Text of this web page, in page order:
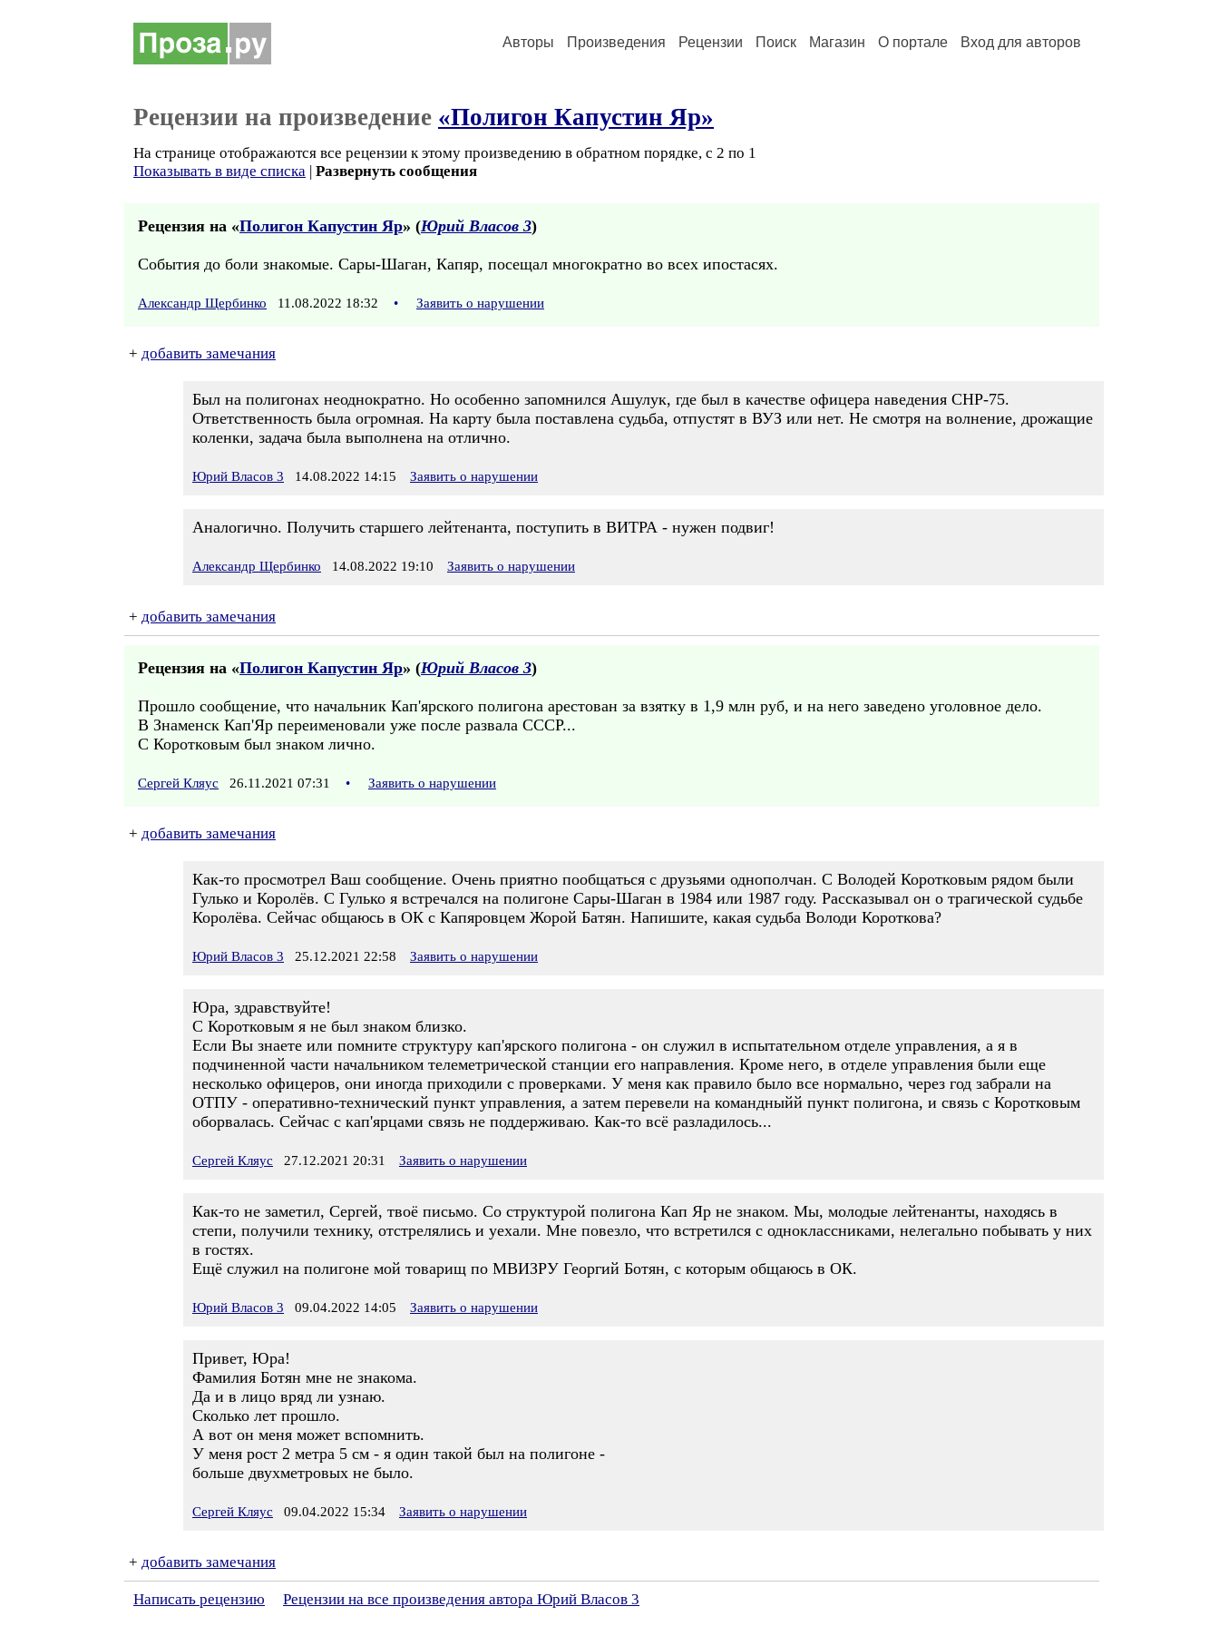
Авторы Произведения Рецензии Поиск Магазин О портале Вход для авторов
Рецензии на произведение «Полигон Капустин Яр»
На странице отображаются все рецензии к этому произведению в обратном порядке, с 2 по 1
Показывать в виде списка | Развернуть сообщения
Рецензия на «Полигон Капустин Яр» (Юрий Власов 3)
События до боли знакомые. Сары-Шаган, Капяр, посещал многократно во всех ипостасях.
Александр Щербинко 11.08.2022 18:32 • Заявить о нарушении
+ добавить замечания
Был на полигонах неоднократно. Но особенно запомнился Ашулук, где был в качестве офицера наведения СНР-75.
Ответственность была огромная. На карту была поставлена судьба, отпустят в ВУЗ или нет. Не смотря на волнение, дрожащие
коленки, задача была выполнена на отлично.
Юрий Власов 3 14.08.2022 14:15 Заявить о нарушении
Аналогично. Получить старшего лейтенанта, поступить в ВИТРА - нужен подвиг!
Александр Щербинко 14.08.2022 19:10 Заявить о нарушении
+ добавить замечания
Рецензия на «Полигон Капустин Яр» (Юрий Власов 3)
Прошло сообщение, что начальник Кап'ярского полигона арестован за взятку в 1,9 млн руб, и на него заведено уголовное дело.
В Знаменск Кап'Яр переименовали уже после развала СССР...
С Коротковым был знаком лично.
Сергей Кляус 26.11.2021 07:31 • Заявить о нарушении
+ добавить замечания
Как-то просмотрел Ваш сообщение. Очень приятно пообщаться с друзьями однополчан. С Володей Коротковым рядом были
Гулько и Королёв. С Гулько я встречался на полигоне Сары-Шаган в 1984 или 1987 году. Рассказывал он о трагической судьбе
Королёва. Сейчас общаюсь в ОК с Капяровцем Жорой Батян. Напишите, какая судьба Володи Короткова?
Юрий Власов 3 25.12.2021 22:58 Заявить о нарушении
Юра, здравствуйте!
С Коротковым я не был знаком близко.
Если Вы знаете или помните структуру кап'ярского полигона - он служил в испытательном отделе управления, а я в
подчиненной части начальником телеметрической станции его направления. Кроме него, в отделе управления были еще
несколько офицеров, они иногда приходили с проверками. У меня как правило было все нормально, через год забрали на
ОТПУ - оперативно-технический пункт управления, а затем перевели на командныйй пункт полигона, и связь с Коротковым
оборвалась. Сейчас с кап'ярцами связь не поддерживаю. Как-то всё разладилось...
Сергей Кляус 27.12.2021 20:31 Заявить о нарушении
Как-то не заметил, Сергей, твоё письмо. Со структурой полигона Кап Яр не знаком. Мы, молодые лейтенанты, находясь в
степи, получили технику, отстрелялись и уехали. Мне повезло, что встретился с одноклассниками, нелегально побывать у них
в гостях.
Ещё служил на полигоне мой товарищ по МВИЗРУ Георгий Ботян, с которым общаюсь в ОК.
Юрий Власов 3 09.04.2022 14:05 Заявить о нарушении
Привет, Юра!
Фамилия Ботян мне не знакома.
Да и в лицо вряд ли узнаю.
Сколько лет прошло.
А вот он меня может вспомнить.
У меня рост 2 метра 5 см - я один такой был на полигоне -
больше двухметровых не было.
Сергей Кляус 09.04.2022 15:34 Заявить о нарушении
+ добавить замечания
Написать рецензию Рецензии на все произведения автора Юрий Власов 3